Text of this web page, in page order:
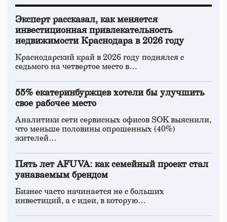
Эксперт рассказал, как меняется
инвестиционная привлекательность
недвижимости Краснодара в 2026 году
Краснодарский край в 2026 году поднялся с
седьмого на четвертое место в…
55% екатеринбуржцев хотели бы улучшить
свое рабочее место
Аналитики сети сервисных офисов SOK выяснили,
что меньше половины опрошенных (40%)
жителей…
Пять лет AFUVA: как семейный проект стал
узнаваемым брендом
Бизнес часто начинается не с больших
инвестиций, а с идеи, в которую…